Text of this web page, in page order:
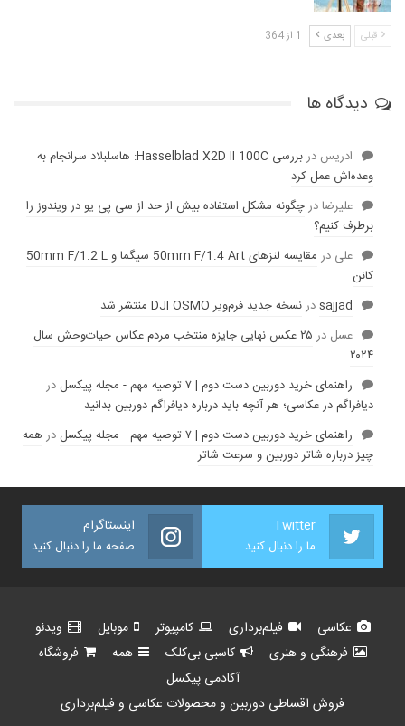
قبلی بعدی 1 از 364
دیدگاه ها
ادریس در
بررسی Hasselblad X2D II 100C: هاسلبلاد سرانجام به
وعده‌‌اش عمل کرد
عليرضادرچگونه مشکل استفاده بیش از حد از سی پی یو در ویندوز را
برطرف کنیم؟
علی در
مقایسه لنز‌های 50mm F/1.4 Art سیگما و 50mm F/1.2 L
کانن
sajjadدرنسخه جدید فرم‌ویر DJI OSMO منتشر شد
عسل در
۲۵ عکس نهایی جایزه منتخب مردم عکاس حیات‌وحش سال
۲۰۲۴
راهنمای خرید دوربین دست دوم | ۷ توصیه مهم - مجله پیکسل
در
دیافراگم در عکاسی؛ هر آنچه باید درباره دیافراگم دوربین بدانید
راهنمای خرید دوربین دست دوم | ۷ توصیه مهم - مجله پیکسل
در همه
چیز درباره شاتر دوربین و سرعت شاتر
Twitter
ما را دنبال کنید
اینستاگرام
صفحه ما را دنبال کنید
عکاسی فیلم‌برداری کامپیوتر موبایل
ویدئو
فرهنگی و هنری
کاسبی بی‌کلک همه
فروشگاه
آکادمی پیکسل
فروش اقساطی دوربین و محصولات عکاسی و فیلم‌برداری